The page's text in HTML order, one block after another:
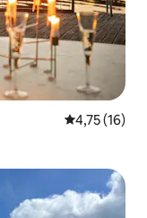
Povprečna
4,75 (16)